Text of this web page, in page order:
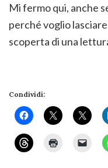
Mi fermo qui, anche
perché voglio
scoperta di una
Condividi: